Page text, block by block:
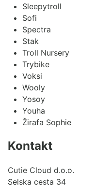
Sleepytroll
Sofi
Spectra
Stak
Troll Nursery
Trybike
Voksi
Wooly
Yosoy
Youha
Žirafa Sophie
Kontakt
Cutie Cloud d.o.o.
Selska cesta 34